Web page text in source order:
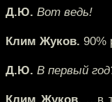
Д.Ю. Вот ведь!
Клим Жуков. 90%
Д.Ю. В первый